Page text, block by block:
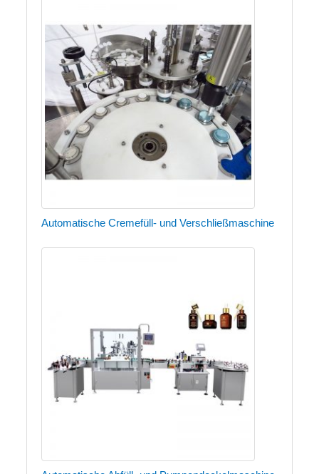
Automatische Cremefüll- und Verschließmaschine